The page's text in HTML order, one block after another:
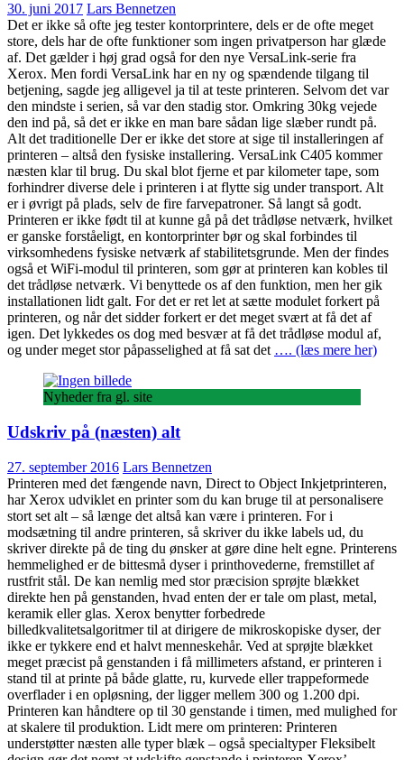
30. juni 2017 Lars Bennetzen
Det er ikke så ofte jeg tester kontorprintere, dels er de ofte meget
store, dels har de ofte funktioner som ingen privatperson har glæde
af. Det gælder i høj grad også for den nye VersaLink-serie fra
Xerox. Men fordi VersaLink har en ny og spændende tilgang til
betjening, sagde jeg alligevel ja til at teste printeren. Selvom det var
den mindste i serien, så var den stadig stor. Omkring 30kg vejede
den ind på, så det er ikke en man bare sådan lige slæber rundt på.
Alt det traditionelle Der er ikke det store at sige til installeringen af
printeren – altså den fysiske installering. VersaLink C405 kommer
næsten klar til brug. Du skal blot fjerne et par kilometer tape, som
forhindrer diverse dele i printeren i at flytte sig under transport. Alt
er i øvrigt på plads, selv de fire farvepatroner. Så langt så godt.
Printeren er ikke født til at kunne gå på det trådløse netværk, hvilket
er ganske forståeligt, en kontorprinter bør og skal forbindes til
virksomhedens fysiske netværk af stabilitetsgrunde. Men der findes
også et WiFi-modul til printeren, som gør at printeren kan kobles til
det trådløse netværk. Vi benyttede os af den funktion, men her gik
installationen lidt galt. For det er ret let at sætte modulet forkert på
printeren, og når det sidder forkert er det meget svært at få det af
igen. Det lykkedes os dog med besvær at få det trådløse modul af,
og under meget stor påpasselighed at få sat det …. (læs mere her)
Nyheder fra gl. site
Udskriv på (næsten) alt
27. september 2016 Lars Bennetzen
Printeren med det fængende navn, Direct to Object Inkjetprinteren,
har Xerox udviklet en printer som du kan bruge til at personalisere
stort set alt – så længe det altså kan være i printeren. For i
modsætning til andre printeren, så skriver du ikke labels ud, du
skriver direkte på de ting du ønsker at gøre dine helt egne. Printerens
hemmelighed er de bittesmå dyser i printhovederne, fremstillet af
rustfrit stål. De kan nemlig med stor præcision sprøjte blækket
direkte hen på genstanden, hvad enten der er tale om plast, metal,
keramik eller glas. Xerox benytter forbedrede
billedkvalitetsalgoritmer til at dirigere de mikroskopiske dyser, der
ikke er tykkere end et halvt menneskehår. Ved at sprøjte blækket
meget præcist på genstanden i få millimeters afstand, er printeren i
stand til at printe på både glatte, ru, kurvede eller trappeformede
overflader i en opløsning, der ligger mellem 300 og 1.200 dpi.
Printeren kan håndtere op til 30 genstande i timen, med mulighed for
at skalere til produktion. Lidt mere om printeren: Printeren
understøtter næsten alle typer blæk – også specialtyper Fleksibelt